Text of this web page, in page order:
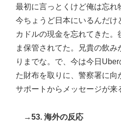
最初に言っとくけど俺は忘れ
今ちょうど日本にいるんだけ
カドルの現金を忘れてきた。
ま保管されてた。兄貴の飲
りまでな。で、今は今日
た財布を取りに、警察署に
サポートからメッセージが来
→53. 海外の反応